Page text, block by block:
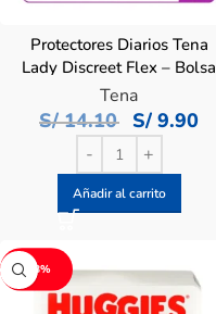
Protectores Diarios Tena
Lady Discreet Flex – Bolsa
30 UN
Tena
S/14.10 S/ 9.90
Añadir al carrito
-18%